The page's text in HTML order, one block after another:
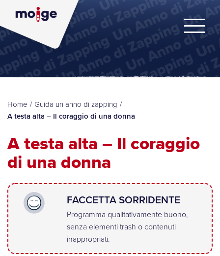
Home / Guida un anno di zapping /
A testa alta – Il coraggio di una donna
A testa alta – Il coraggio
di una donna
FACCETTA SORRIDENTE
Programma qualitativamente buono,
senza elementi trash o contenuti
inappropriati.